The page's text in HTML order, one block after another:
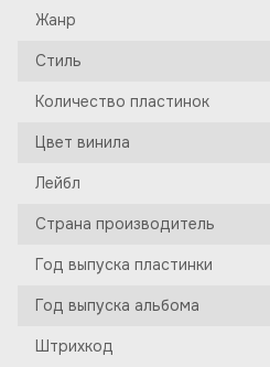
Жанр
Стиль
Количество пластинок
Цвет винила
Лейбл
Страна производитель
Год выпуска пластинки
Год выпуска альбома
Штрихкод